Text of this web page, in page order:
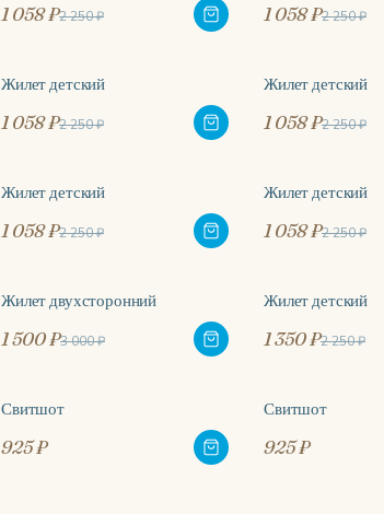
1 058 ₽2 250 ₽ 1 058 ₽2 250 ₽
-53%
Жилет детский
1 058 ₽2 250 ₽
-53%
Жилет детский
1 058 ₽2 250 ₽
-53%
Жилет детский
1 058 ₽2 250 ₽
-53%
Жилет детский
1 058 ₽2 250 ₽
-50%
Жилет двухсторонний
1 500 ₽3 000 ₽
-40%
Жилет детский
1 350 ₽2 250 ₽
Свитшот
925 ₽
Свитшот
925 ₽